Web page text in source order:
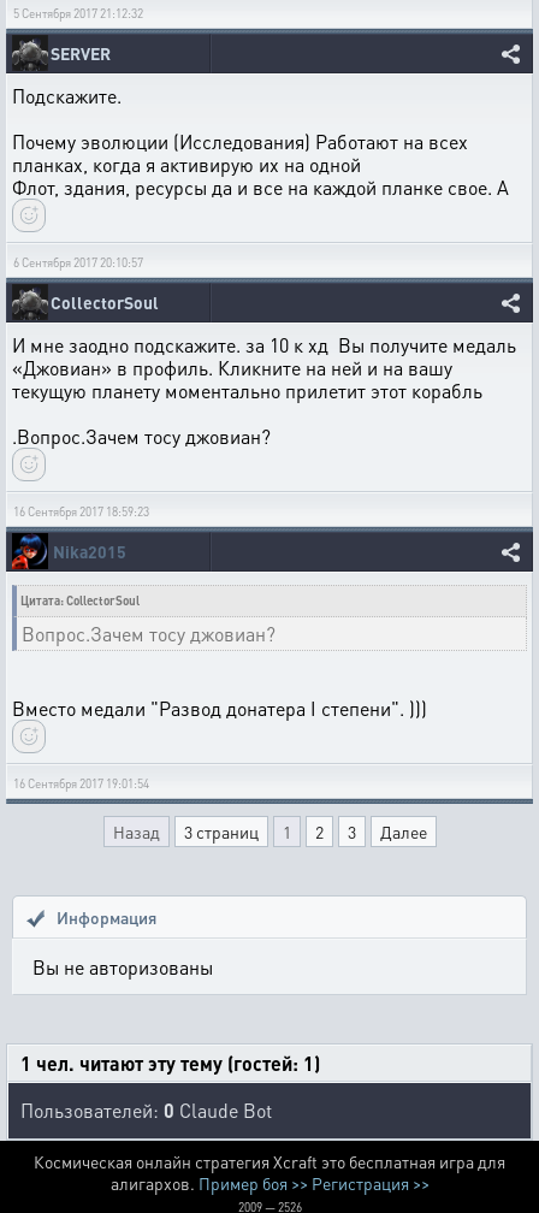
5 Сентября 2017 21:12:32
SERVER
Подскажите.
Почему эволюции (Исследования) Работают на всех
планках, когда я активирую их на одной
Флот, здания, ресурсы да и все на каждой планке свое. А
6 Сентября 2017 20:10:57
CollectorSoul
И мне заодно подскажите. за 10 к хд Вы получите медаль
«Джовиан» в профиль. Кликните на ней и на вашу
текущую планету моментально прилетит этот корабль
.Вопрос.Зачем тосу джовиан?
16 Сентября 2017 18:59:23
Nika2015
Цитата: CollectorSoul
Вопрос.Зачем тосу джовиан?
Вместо медали "Развод донатера I степени". )))
16 Сентября 2017 19:01:54
Назад 3 страниц 1 2 3 Далее
Информация
Вы не авторизованы
1 чел. читают эту тему (гостей: 1)
Пользователей: 0 Claude Bot
Космическая онлайн стратегия Xcraft это бесплатная игра для
алигархов. Пример боя >> Регистрация >>
2009 — 2526